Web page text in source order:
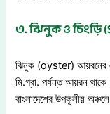
৩. ঝিনুক ও চিংড়ি
ঝিনুক (oyster) আয়রনের
মি.গ্রা. পর্যন্ত আয়রন
বাংলাদেশের উপকূলীয়